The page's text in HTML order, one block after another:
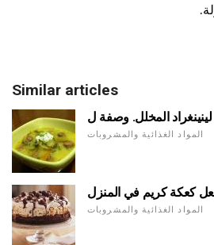
Similar articles
لينينغراد المخلل. وصفة ل
المواد الغذائية والمشروبات
كعكة كريم في المنزل
المواد الغذائية والمشروبات